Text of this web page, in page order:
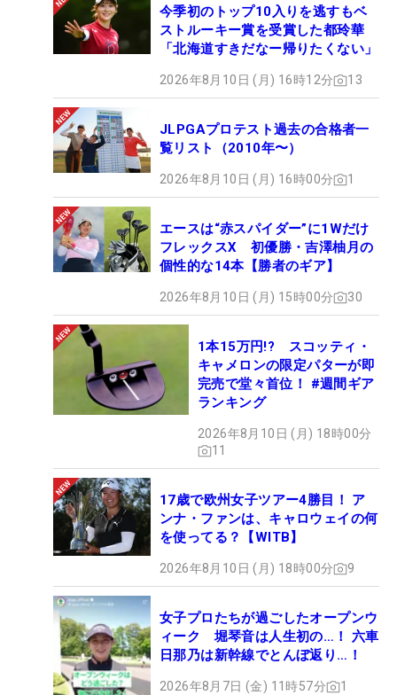
今季初のトップ10入りを逃すもベ
ストルーキー賞を受賞した都玲華
「北海道すきだなー帰りたくない」
2026年8月10日 (月) 16時12分 13
JLPGAプロテスト過去の合格者一
覧リスト（2010年〜）
2026年8月10日 (月) 16時00分 1
エースは“赤スパイダー”に1Wだけ
フレックスX 初優勝・吉澤柚月の
個性的な14本【勝者のギア】
2026年8月10日 (月) 15時00分 30
1本15万円!? スコッティ・
キャメロンの限定パターが即
完売で堂々首位！ #週間ギア
ランキング
2026年8月10日 (月) 18時00分
11
17歳で欧州女子ツアー4勝目！ ア
ンナ・ファンは、キャロウェイの何
を使ってる？【WITB】
2026年8月10日 (月) 18時00分 9
女子プロたちが過ごしたオープンウ
ィーク 堀琴音は人生初の…！ 六車
日那乃は新幹線でとんぼ返り…！
2026年8月7日 (金) 11時57分 1